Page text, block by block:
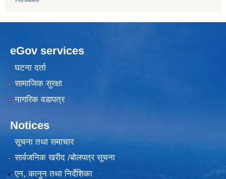
eGov services
घटना दर्ता
सामाजिक सुरक्षा
नागरिक वडापत्र
Notices
सूचना तथा समाचार
सार्वजनिक खरीद /बोलपत्र सूचना
एन, कानुन तथा निर्देशिका